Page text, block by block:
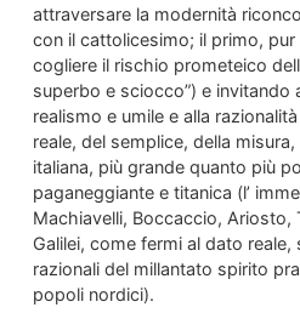
attraversare la modernità
con il cattolicesimo; il primo,
cogliere il rischio prometeico
superbo e sciocco”) e invitando
realismo e umile e alla
reale, del semplice, della
italiana, più grande quanto più
paganeggiante e titanica (l’
Machiavelli, Boccaccio, Ariosto,
Galilei, come fermi al dato
razionali del millantato spirito
popoli nordici).